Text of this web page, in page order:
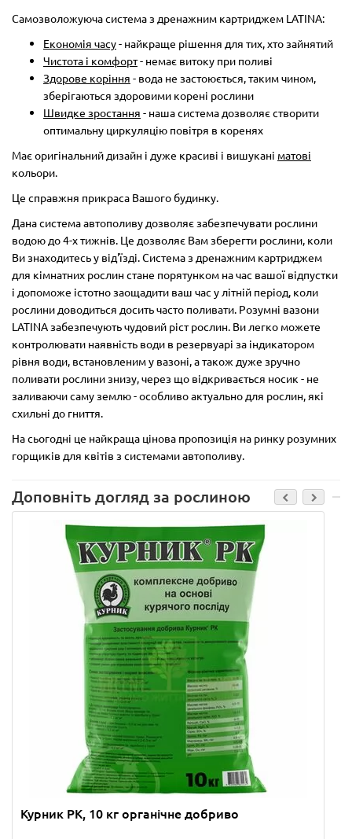
Самозволожуюча система з дренажним картриджем LATINA:
Економія часу- найкраще рішення для тих, хто зайнятий
Чистота і комфорт- немає витоку при поливі
Здорове коріння - вода не застоюється, таким чином,
зберігаються здоровими корені рослини
Швидке зростання - наша система дозволяє створити
оптимальну циркуляцію повітря в коренях
Має оригінальний дизайн і дуже красиві і вишукані матові
кольори.
Це справжня прикраса Вашого будинку.
Дана система автополиву дозволяє забезпечувати рослини
водою до 4-х тижнів. Це дозволяє Вам зберегти рослини, коли
Ви знаходитесь у від'їзді. Система з дренажним картриджем
для кімнатних рослин стане порятунком на час вашої відпустки
і допоможе істотно заощадити ваш час у літній період, коли
рослини доводиться досить часто поливати. Розумні вазони
LATINA забезпечують чудовий ріст рослин. Ви легко можете
контролювати наявність води в резервуарі за індикатором
рівня води, встановленим у вазоні, а також дуже зручно
поливати рослини знизу, через що відкривається носик - не
заливаючи саму землю - особливо актуально для рослин, які
схильні до гниття.
На сьогодні це найкраща цінова пропозиція на ринку розумних
горщиків для квітів з системами автополиву.
Доповніть догляд за рослиною
Курник РК, 10 кг органічне добриво